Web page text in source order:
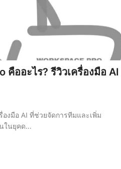
คืออะไร? รีวิวเครื่องมือ AI
องมือ AI ที่ช่วยจัดการทีมและเพิ่ม
ในยุคด...